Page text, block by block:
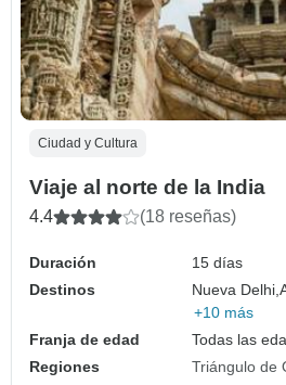
Ciudad y Cultura
Viaje al norte de la India
4.4 (18 reseñas)
Duración
15 días
Destinos
Nueva Delhi,
+10 más
Franja de edad
Todas las
Regiones
Triángulo de